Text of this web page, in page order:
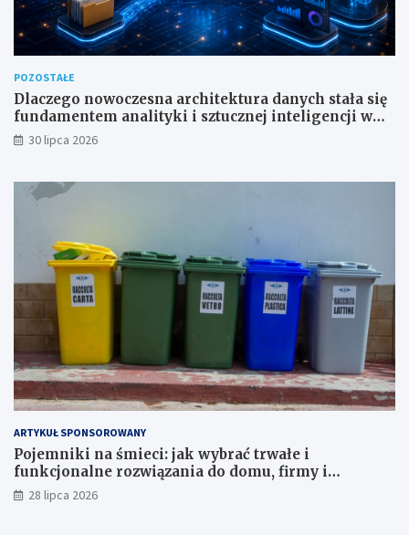
POZOSTAŁE
Dlaczego nowoczesna architektura danych stała się
fundamentem analityki i sztucznej inteligencji w
przedsiębiorstwach?
30 lipca 2026
ARTYKUŁ SPONSOROWANY
Pojemniki na śmieci: jak wybrać trwałe i
funkcjonalne rozwiązania do domu, firmy i
instytucji
28 lipca 2026